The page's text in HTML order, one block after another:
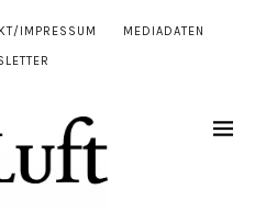
IMPRESSUM MEDIADATEN